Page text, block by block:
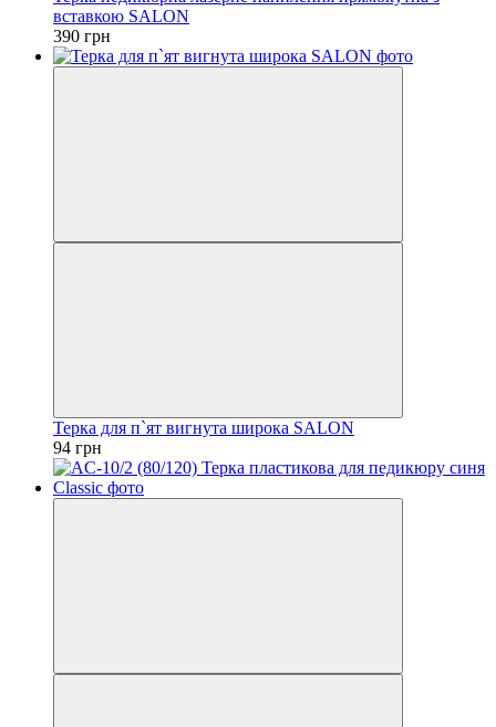
вставкою SALON
390 грн
Терка для п`ят вигнута широка SALON
94 грн